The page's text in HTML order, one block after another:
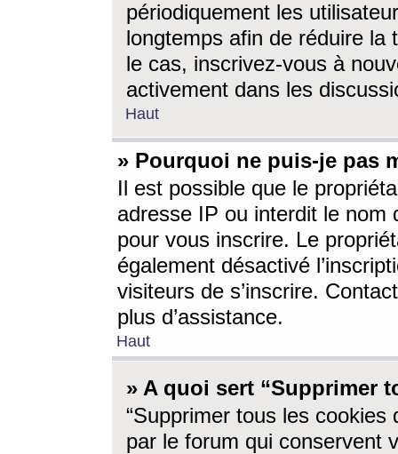
périodiquement les
longtemps afin de réduire la
le cas, inscrivez-vous à
activement dans les
Haut
» Pourquoi ne puis-je pas
Il est possible que le
adresse IP ou interdit le nom
pour vous inscrire. Le
également désactivé
visiteurs de s’inscrire.
plus d’assistance.
Haut
» A quoi sert “Supprimer
“Supprimer tous les cookies
par le forum qui conservent